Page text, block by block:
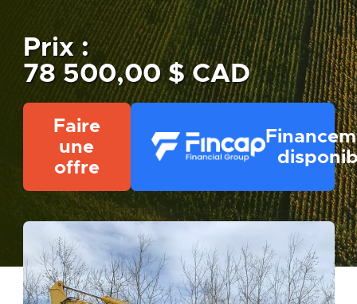
Prix :
78 500,00 $ CAD
Faire
une
offre